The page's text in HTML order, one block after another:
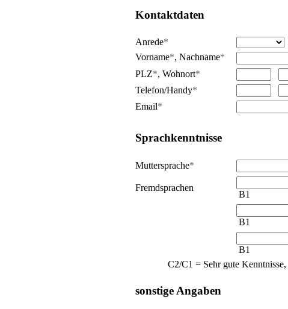
Kontaktdaten
Anrede*
Vorname*, Nachname*
PLZ*, Wohnort*
Telefon/Handy*
Email*
Sprachkenntnisse
Muttersprache*
Fremdsprachen
B1
B1
B1
C2/C1 = Sehr gute
sonstige Angaben